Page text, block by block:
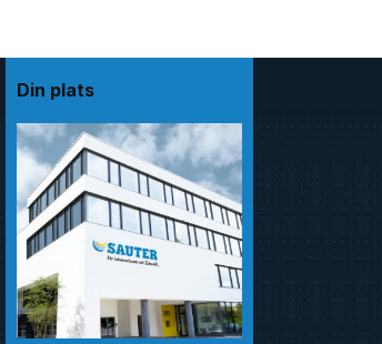
Din plats